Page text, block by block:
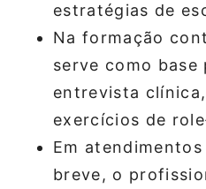
estratégias de
Na formação
serve como
entrevista
exercícios de
Em
breve, o